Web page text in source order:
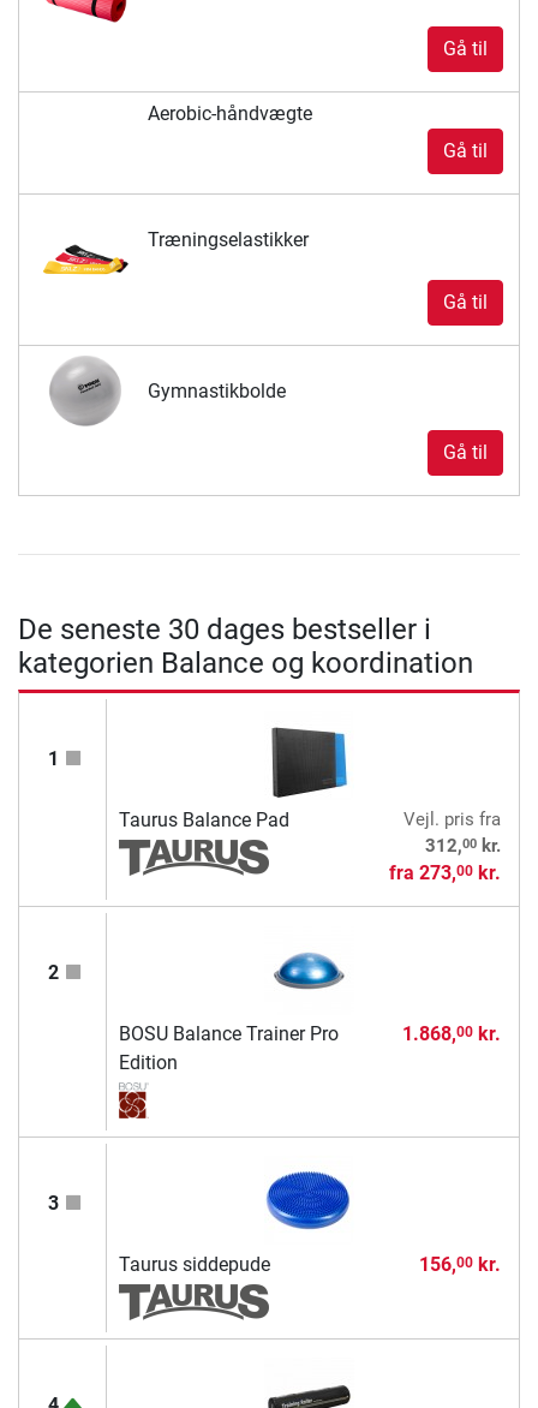
Gå til
Aerobic-håndvægte
Gå til
Træningselastikker
Gå til
Gymnastikbolde
Gå til
De seneste 30 dages bestseller i
kategorien Balance og koordination
1
Taurus Balance Pad Vejl. pris fra
312,00kr.
fra 273,00kr.
2
BOSU Balance Trainer Pro
Edition
1.868,00kr.
3
Taurus siddepude 156,00kr.